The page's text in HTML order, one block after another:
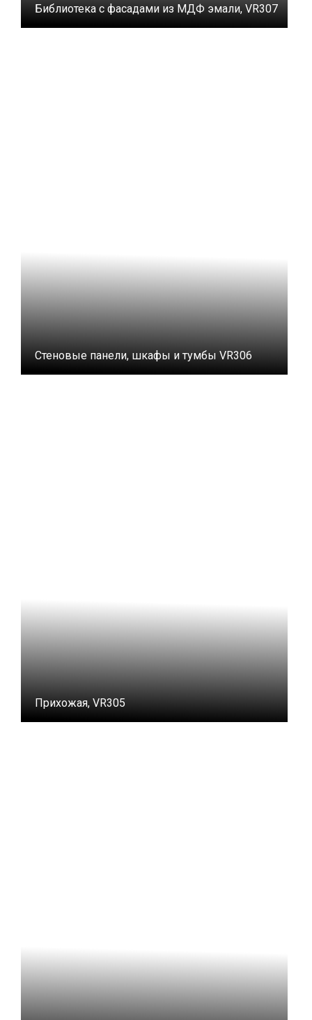
Библиотека с фасадами из МДФ эмали, VR307
Стеновые панели, шкафы и тумбы VR306
Прихожая, VR305